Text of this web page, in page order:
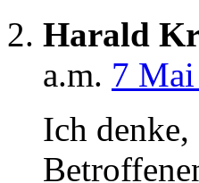
Harald
a.m. 7
Ich denke,